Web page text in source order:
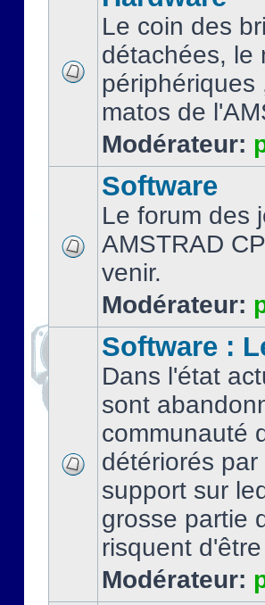
Le coin des
détachées, le
périphériques
matos de
Modérateur:
Software
Le forum des
AMSTRAD
venir.
Modérateur:
Software :
Dans l'état
sont
communauté
détériorés
support sur
grosse partie
risquent
Modérateur: